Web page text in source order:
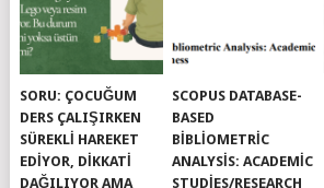
SORU: ÇOCUĞUM
DERS ÇALIŞIRKEN
SÜREKLI HAREKET
EDIYOR, DIKKATI
DAĞILIYOR AMA
SCOPUS DATABASE-
BASED
BIBLIOMETRIC
ANALYSIS: ACADEMIC
STUDIES/RESEARCH